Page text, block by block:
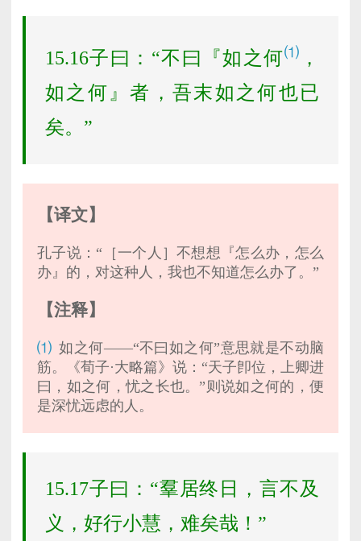
15.16子曰：“不曰『如之何⑴ ，
如之何』者，吾末如之何也已
矣。”
【译文】
孔子说：“［一个人］不想想『怎么办，怎么
办』的，对这种人，我也不知道怎么办了。”
【注释】
⑴ 如之何——“不曰如之何”意思就是不动脑
筋。《荀子·大略篇》说：“天子卽位，上卿进
曰，如之何，忧之长也。”则说如之何的，便
是深忧远虑的人。
15.17子曰：“羣居终日，言不及
义，好行小慧，难矣哉！”